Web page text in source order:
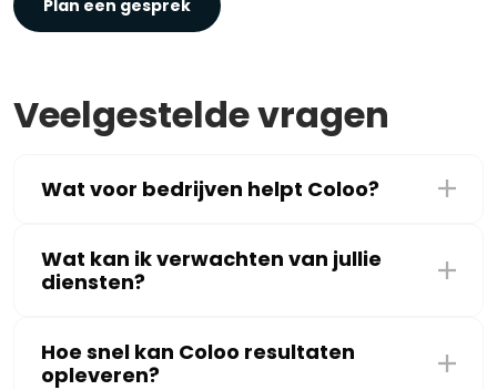
Plan een gesprek
Veelgestelde vragen
Wat voor bedrijven helpt Coloo?
Wat kan ik verwachten van jullie
diensten?
Hoe snel kan Coloo resultaten
opleveren?